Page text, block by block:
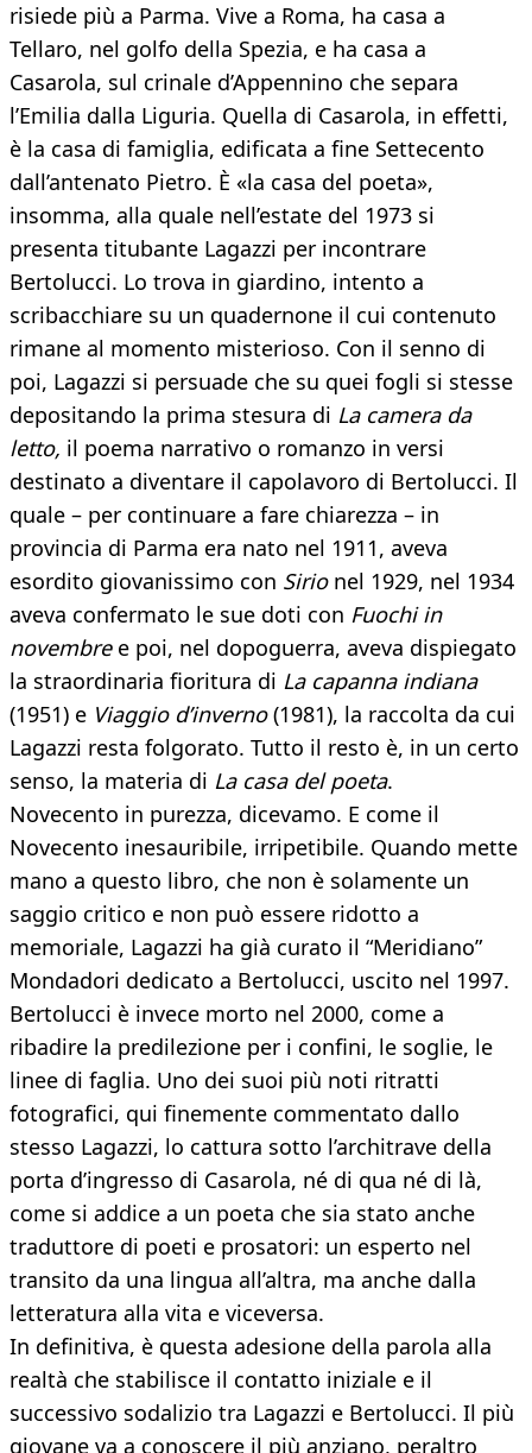
risiede più a Parma. Vive a Roma, ha casa a
Tellaro, nel golfo della Spezia, e ha casa a
Casarola, sul crinale d’Appennino che separa
l’Emilia dalla Liguria. Quella di Casarola, in effetti,
è la casa di famiglia, edificata a fine Settecento
dall’antenato Pietro. È «la casa del poeta»,
insomma, alla quale nell’estate del 1973 si
presenta titubante Lagazzi per incontrare
Bertolucci. Lo trova in giardino, intento a
scribacchiare su un quadernone il cui contenuto
rimane al momento misterioso. Con il senno di
poi, Lagazzi si persuade che su quei fogli si stesse
depositando la prima stesura di La camera da
letto, il poema narrativo o romanzo in versi
destinato a diventare il capolavoro di Bertolucci. Il
quale – per continuare a fare chiarezza – in
provincia di Parma era nato nel 1911, aveva
esordito giovanissimo con Sirionel 1929, nel 1934
aveva confermato le sue doti con Fuochi in
novembree poi, nel dopoguerra, aveva dispiegato
la straordinaria fioritura di La capanna indiana
(1951) e Viaggio d’inverno(1981), la raccolta da cui
Lagazzi resta folgorato. Tutto il resto è, in un certo
senso, la materia di La casa del poeta.
Novecento in purezza, dicevamo. E come il
Novecento inesauribile, irripetibile. Quando mette
mano a questo libro, che non è solamente un
saggio critico e non può essere ridotto a
memoriale, Lagazzi ha già curato il “Meridiano”
Mondadori dedicato a Bertolucci, uscito nel 1997.
Bertolucci è invece morto nel 2000, come a
ribadire la predilezione per i confini, le soglie, le
linee di faglia. Uno dei suoi più noti ritratti
fotografici, qui finemente commentato dallo
stesso Lagazzi, lo cattura sotto l’architrave della
porta d’ingresso di Casarola, né di qua né di là,
come si addice a un poeta che sia stato anche
traduttore di poeti e prosatori: un esperto nel
transito da una lingua all’altra, ma anche dalla
letteratura alla vita e viceversa.
In definitiva, è questa adesione della parola alla
realtà che stabilisce il contatto iniziale e il
successivo sodalizio tra Lagazzi e Bertolucci. Il più
giovane va a conoscere il più anziano, peraltro